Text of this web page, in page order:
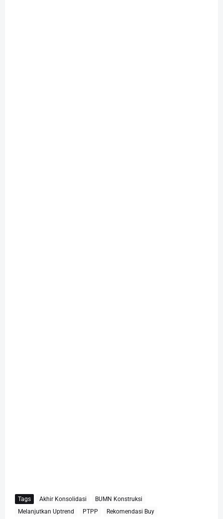
Tags Akhir Konsolidasi
BUMN Konstruksi
Melanjutkan Uptrend
PTPP Rekomendasi Buy